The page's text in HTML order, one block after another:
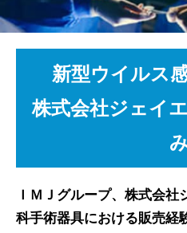
新型ウイルス
株式会社ジェイ
ＩＭＪグループ、株式会
科手術器具における販売経